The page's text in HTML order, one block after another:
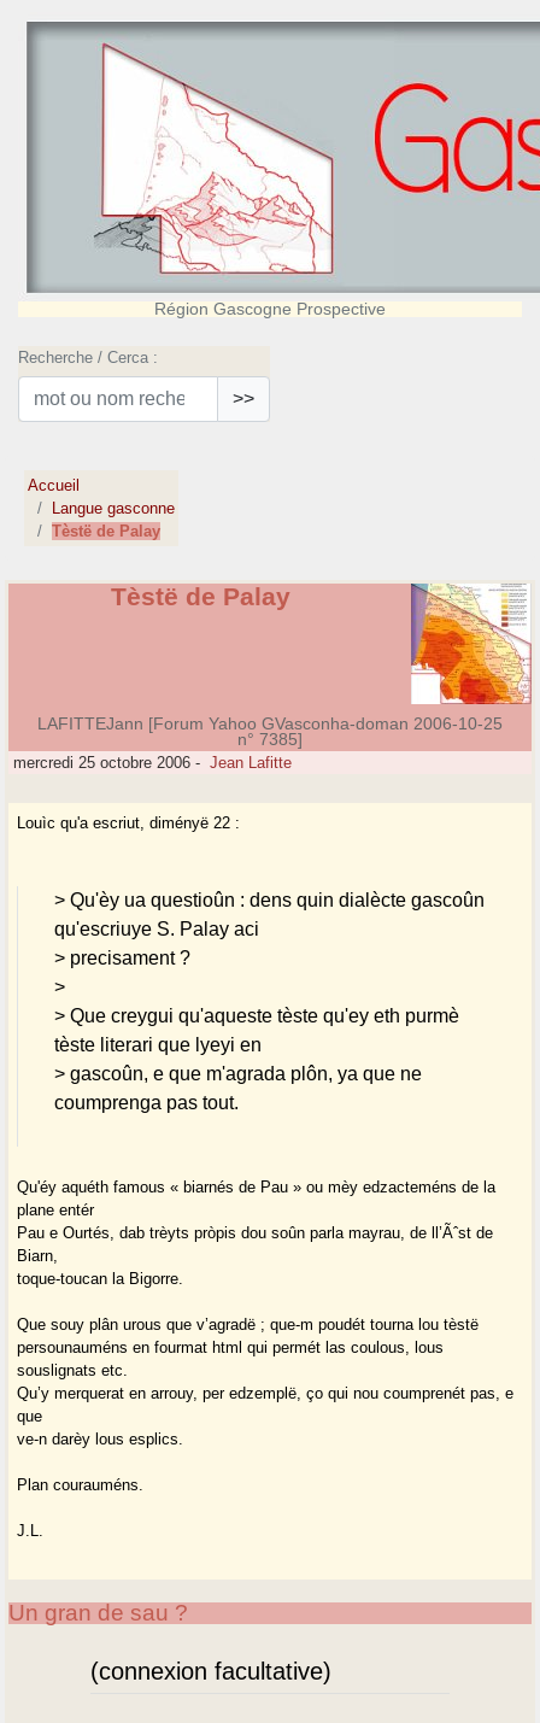
Région Gascogne Prospective
Recherche / Cerca :
>>
Accueil
Langue gasconne
Tèstë de Palay
Tèstë de Palay
LAFITTEJann [Forum Yahoo GVasconha-doman 2006-10-25
n° 7385]
mercredi 25 octobre 2006 - Jean Lafitte
Louìc qu'a escriut, diményë 22 :
> Qu'èy ua questioûn : dens quin dialècte gascoûn
qu'escriuye S. Palay aci
> precisament ?
>
> Que creygui qu'aqueste tèste qu'ey eth purmè
tèste literari que lyeyi en
> gascoûn, e que m'agrada plôn, ya que ne
coumprenga pas tout.
Qu'éy aquéth famous « biarnés de Pau » ou mèy edzacteméns de la
plane entér
Pau e Ourtés, dab trèyts pròpis dou soûn parla mayrau, de ll’Ãˆst de
Biarn,
toque-toucan la Bigorre.
Que souy plân urous que v’agradë ; que-m poudét tourna lou tèstë
persounauméns en fourmat html qui permét las coulous, lous
souslignats etc.
Qu’y merquerat en arrouy, per edzemplë, ço qui nou coumprenét pas, e
que
ve-n darèy lous esplics.
Plan courauméns.
J.L.
Un gran de sau ?
(connexion facultative)